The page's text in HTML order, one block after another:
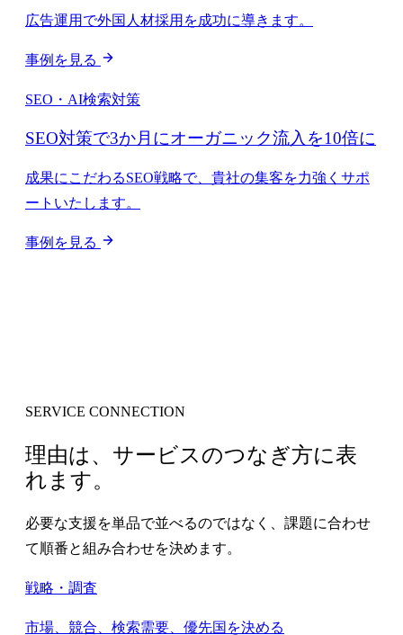
広告運用で外国人材採用を成功に導きます。
事例を見る
SEO・AI検索対策
SEO対策で3か月にオーガニック流入を10倍に
成果にこだわるSEO戦略で、貴社の集客を力強くサポ
ートいたします。
事例を見る
SERVICE CONNECTION
理由は、サービスのつなぎ方に表
れます。
必要な支援を単品で並べるのではなく、課題に合わせ
て順番と組み合わせを決めます。
戦略・調査
市場、競合、検索需要、優先国を決める